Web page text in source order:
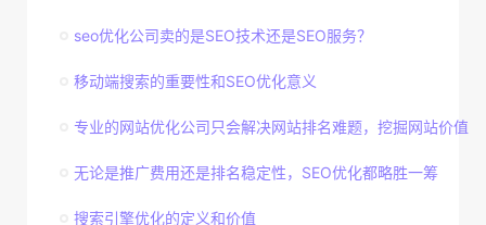
seo优化公司卖的是SEO技术还是SEO服务？
移动端搜索的重要性和SEO优化意义
专业的网站优化公司只会解决网站排名难题，挖掘网站价值
无论是推广费用还是排名稳定性，SEO优化都略胜一筹
搜索引擎优化的定义和价值